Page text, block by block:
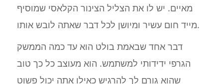
מאיים. יש לו את הצליל הצינור הקלאסי שמוסיף
מייד חום עשיר ומיושן לכל דבר שאתה לובש אותו.
דבר אחד שבאמת בולט הוא עד כמה הממשק
הגרפי ידידותי למשתמש. הוא מעוצב כל כך טוב
שהוא גורם לך להרגיש כאילו אתה יכול פשוט